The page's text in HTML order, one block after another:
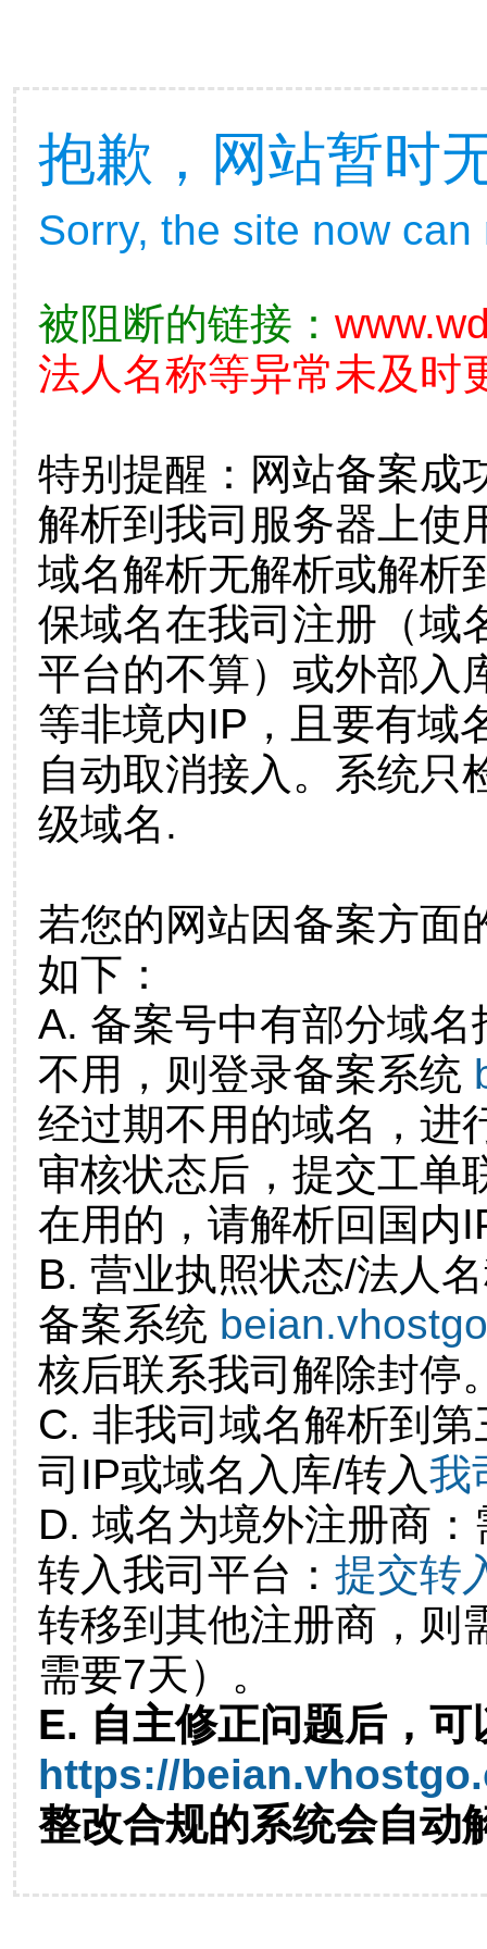
抱歉，网站暂时
Sorry, the site now
被阻断的链接：
法人名称等异常未及时
特别提醒：网站备案成
解析到我司服务器上使
域名解析无解析或解析
保域名在我司注册（域
平台的不算）或外部入
等非境内IP，且要有域
自动取消接入。系统只
级域名.
若您的网站因备案方面
如下：
A. 备案号中有部分域
不用，则登录备案系统
经过期不用的域名，进
审核状态后，提交工单
在用的，请解析回国内
B. 营业执照状态/法人
备案系统
核后联系我司解除封停
C. 非我司域名解析到
司IP或域名入库/转入我
D. 域名为境外注册商
转入我司平台： 提交转
转移到其他注册商，则
需要7天）。
E. 自主修正问题后，可
https://
整改合规的系统会自动